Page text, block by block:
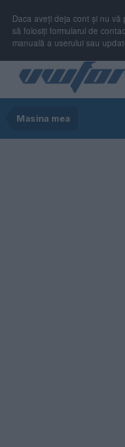
Daca aveți deja cont și nu
să folosiți formularul de
manuală a userului sau
Masina mea